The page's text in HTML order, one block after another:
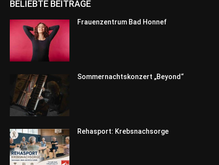
BELIEBTE BEITRÄGE
Frauenzentrum Bad Honnef
Sommernachtskonzert „Beyond“
Rehasport: Krebsnachsorge